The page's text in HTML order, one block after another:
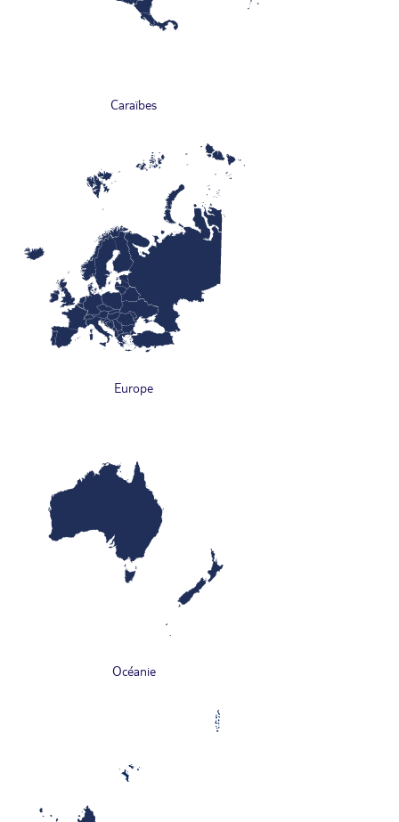
Caraïbes
Europe
Océanie